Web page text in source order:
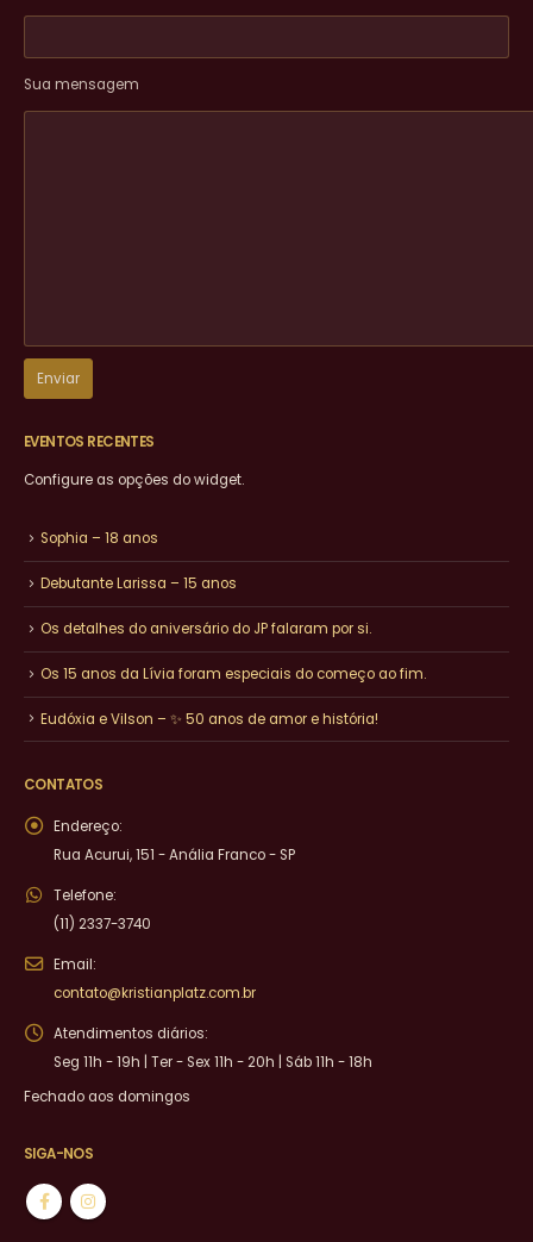
Sua mensagem
EVENTOS RECENTES
Configure as opções do widget.
Sophia – 18 anos
Debutante Larissa – 15 anos
Os detalhes do aniversário do JP falaram por si.
Os 15 anos da Lívia foram especiais do começo ao fim.
Eudóxia e Vilson – ✨ 50 anos de amor e história!
CONTATOS
Endereço:
Rua Acurui, 151 - Anália Franco - SP
Telefone:
(11) 2337-3740
Email:
contato@kristianplatz.com.br
Atendimentos diários:
Seg 11h - 19h | Ter - Sex 11h - 20h | Sáb 11h - 18h
Fechado aos domingos
SIGA-NOS